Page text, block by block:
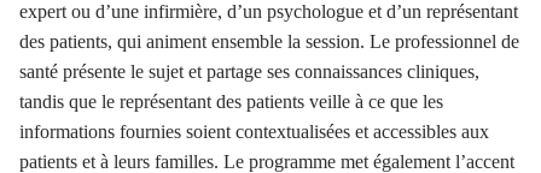
expert ou d’une infirmière, d’un psychologue et d’un représentant
des patients, qui animent ensemble la session. Le professionnel de
santé présente le sujet et partage ses connaissances cliniques,
tandis que le représentant des patients veille à ce que les
informations fournies soient contextualisées et accessibles aux
patients et à leurs familles. Le programme met également l’accent